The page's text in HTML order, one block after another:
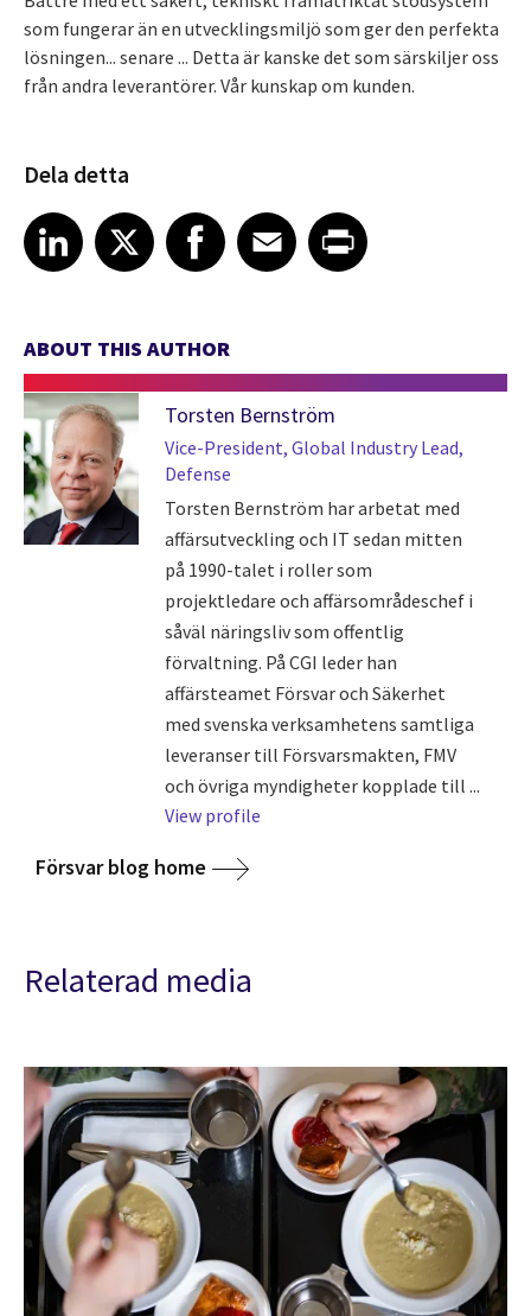
som fungerar än en utvecklingsmiljö som ger den perfekta
lösningen... senare ... Detta är kanske det som särskiljer oss
från andra leverantörer. Vår kunskap om kunden.
Dela detta
Share article on LinkedIn
LinkedIn
Share article on XShare article on Facebook
Facebook
Share article on Email
EmailShare article on Print
ABOUT THIS AUTHOR
Torsten Bernström
Vice-President, Global Industry Lead,
Defense
Torsten Bernström har arbetat med
affärsutveckling och IT sedan mitten
på 1990-talet i roller som
projektledare och affärsområdeschef i
såväl näringsliv som offentlig
förvaltning. På CGI leder han
affärsteamet Försvar och Säkerhet
med svenska verksamhetens samtliga
leveranser till Försvarsmakten, FMV
och övriga myndigheter kopplade till ...
View profile
Försvar blog home
Relaterad media